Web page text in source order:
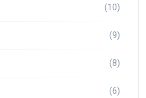
(10)
(9)
(8)
(6)